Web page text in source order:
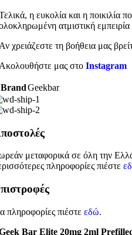
η ευκολία και η ποικιλία
ατμιστική εμπειρία
χρειάζεστε τη βοήθεια μας
μας στο Instagram
BrandGeekbar
μεταφορικά σε όλη την
πληροφορίες πιέστε
πληροφορίες πιέστε εδώ.
Bar Elite 20mg 2ml